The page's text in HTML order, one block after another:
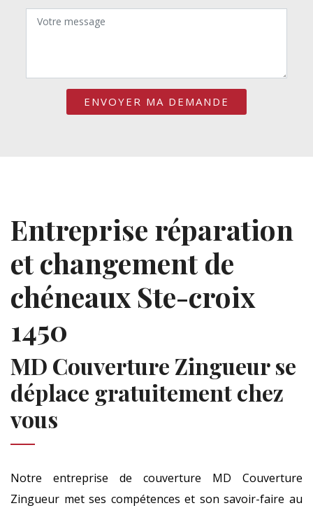
Entreprise réparation
et changement de
chéneaux Ste-croix
1450
MD Couverture Zingueur se
déplace gratuitement chez
vous
Notre entreprise de couverture MD Couverture
Zingueur met ses compétences et son savoir-faire au